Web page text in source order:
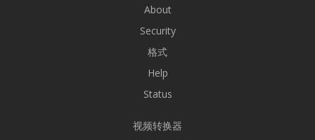
About
Security
格式
Help
Status
视频转换器